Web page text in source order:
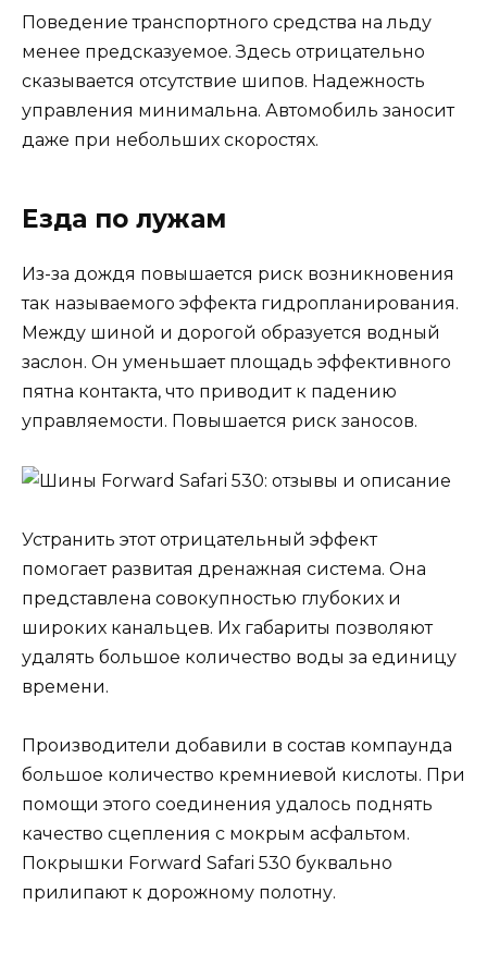
Поведение транспортного средства на льду
менее предсказуемое. Здесь отрицательно
сказывается отсутствие шипов. Надежность
управления минимальна. Автомобиль заносит
даже при небольших скоростях.
Езда по лужам
Из-за дождя повышается риск возникновения
так называемого эффекта гидропланирования.
Между шиной и дорогой образуется водный
заслон. Он уменьшает площадь эффективного
пятна контакта, что приводит к падению
управляемости. Повышается риск заносов.
Устранить этот отрицательный эффект
помогает развитая дренажная система. Она
представлена совокупностью глубоких и
широких канальцев. Их габариты позволяют
удалять большое количество воды за единицу
времени.
Производители добавили в состав компаунда
большое количество кремниевой кислоты. При
помощи этого соединения удалось поднять
качество сцепления с мокрым асфальтом.
Покрышки Forward Safari 530 буквально
прилипают к дорожному полотну.